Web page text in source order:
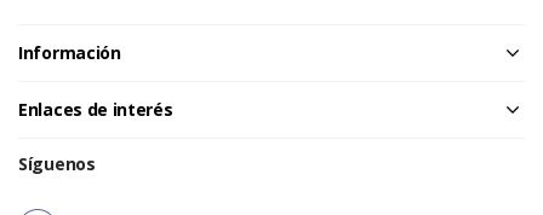
Información
Enlaces de interés
Síguenos